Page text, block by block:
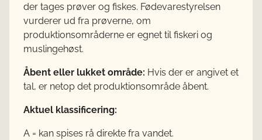
der tages prøver og fiskes. Fødevarestyrelsen
vurderer ud fra prøverne, om
produktionsområderne er egnet til fiskeri og
muslingehøst.
Åbent eller lukket område: Hvis der er angivet et
tal, er netop det produktionsområde åbent.
Aktuel klassificering:
A = kan spises rå direkte fra vandet.